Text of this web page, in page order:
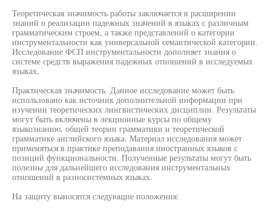
Теоретическая значимость работы заключается в расширении
знаний о реализации падежных значений в языках с различным
грамматическим строем, а также представлений о категории
инструментальности как универсальной семантической категории.
Исследование ФСП инструментальности дополняет знания о
системе средств выражения падежных отношений в исследуемых
языках.
Практическая значимость. Данное исследование может быть
использовано как источник дополнительной информации при
изучении теоретических лингвистических дисциплин. Результаты
могут быть включены в лекционные курсы по общему
языкознанию, общей теории грамматики и теоретической
грамматике английского языка. Материал исследования может
применяться в практике преподавания иностранных языков с
позиций функциональности. Полученные результаты могут быть
полезны для дальнейшего исследования инструментальных
отношений в разносистемных языках.
На защиту выносятся следующие положения: